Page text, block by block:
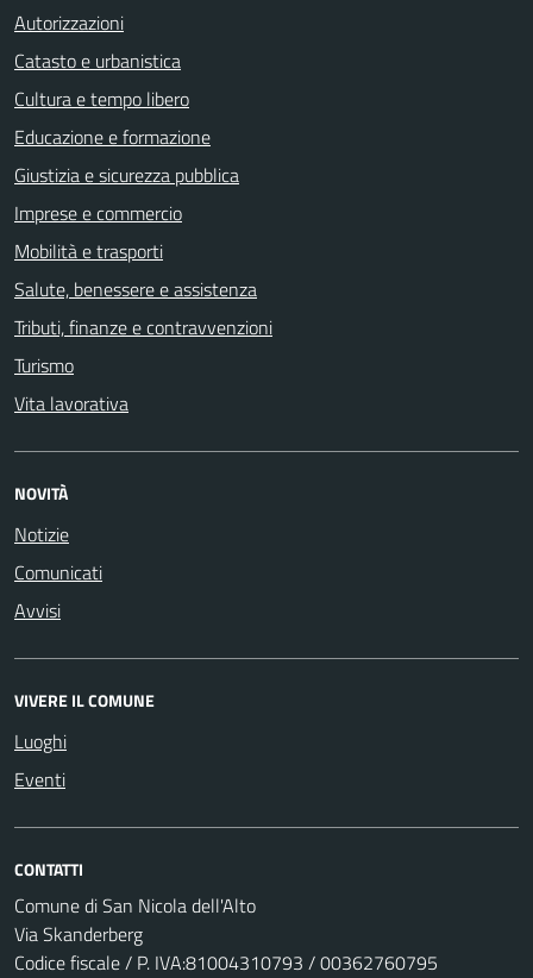
Autorizzazioni
Catasto e urbanistica
Cultura e tempo libero
Educazione e formazione
Giustizia e sicurezza pubblica
Imprese e commercio
Mobilità e trasporti
Salute, benessere e assistenza
Tributi, finanze e contravvenzioni
Turismo
Vita lavorativa
NOVITÀ
Notizie
Comunicati
Avvisi
VIVERE IL COMUNE
Luoghi
Eventi
CONTATTI
Comune di San Nicola dell'Alto
Via Skanderberg
Codice fiscale / P. IVA:81004310793 / 00362760795